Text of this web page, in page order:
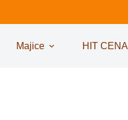
Majice HIT CENA